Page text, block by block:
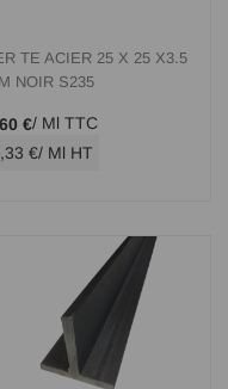
TE ACIER 25 X 25 X3.5
NOIR S235
€/ Ml TTC
€/ Ml HT